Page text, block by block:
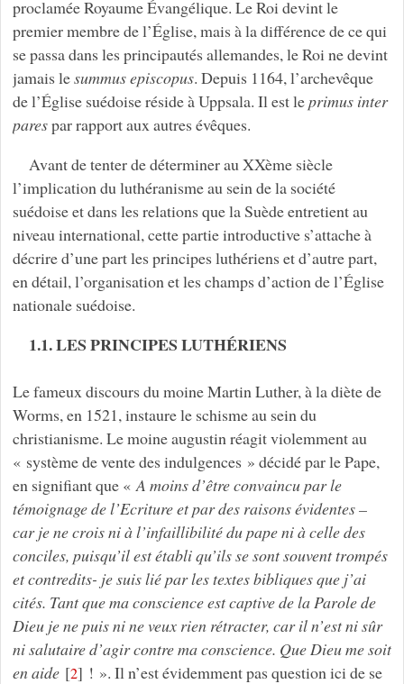
proclamée Royaume Évangélique. Le Roi devint le
premier membre de l’Église, mais à la différence de ce qui
se passa dans les principautés allemandes, le Roi ne devint
jamais lesummus episcopus. Depuis 1164, l’archevêque
de l’Église suédoise réside à Uppsala. Il est leprimus inter
parespar rapport aux autres évêques.
Avant de tenter de déterminer au XXème siècle
l’implication du luthéranisme au sein de la société
suédoise et dans les relations que la Suède entretient au
niveau international, cette partie introductive s’attache à
décrire d’une part les principes luthériens et d’autre part,
en détail, l’organisation et les champs d’action de l’Église
nationale suédoise.
1.1. LES PRINCIPES LUTHÉRIENS
Le fameux discours du moine Martin Luther, à la diète de
Worms, en 1521, instaure le schisme au sein du
christianisme. Le moine augustin réagit violemment au
« système de vente des indulgences » décidé par le Pape,
en signifiant que «A moins d’être convaincu par le
témoignage de l’Ecriture et par des raisons évidentes –
car je ne crois ni à l’infaillibilité du pape ni à celle des
conciles, puisqu’il est établi qu’ils se sont souvent trompés
et contredits- je suis lié par les textes bibliques que j’ai
cités. Tant que ma conscience est captive de la Parole de
Dieu je ne puis ni ne veux rien rétracter, car il n’est ni sûr
ni salutaire d’agir contre ma conscience. Que Dieu me soit
en aide[2] ! ». Il n’est évidemment pas question ici de se